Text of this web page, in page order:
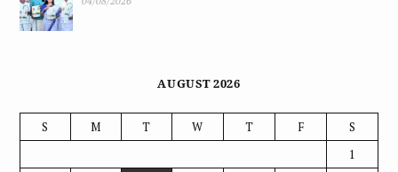
AUGUST 2026
S M T W T F
S
1